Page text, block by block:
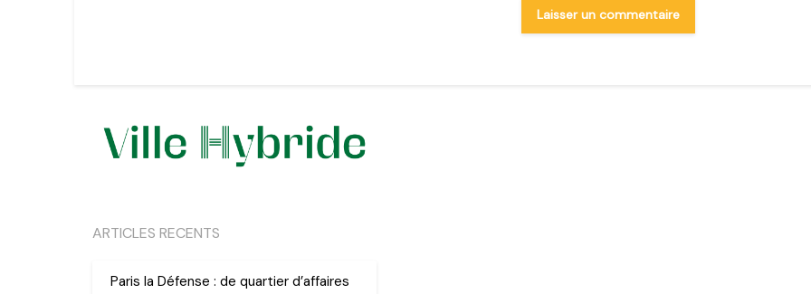
ARTICLES RECENTS
Paris la Défense : de quartier d’affaires